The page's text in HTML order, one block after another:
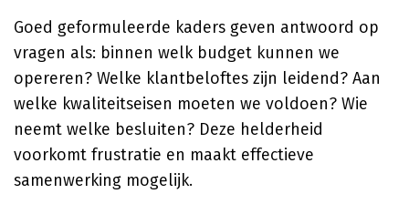
Goed geformuleerde kaders geven antwoord op
vragen als: binnen welk budget kunnen we
opereren? Welke klantbeloftes zijn leidend? Aan
welke kwaliteitseisen moeten we voldoen? Wie
neemt welke besluiten? Deze helderheid
voorkomt frustratie en maakt effectieve
samenwerking mogelijk.